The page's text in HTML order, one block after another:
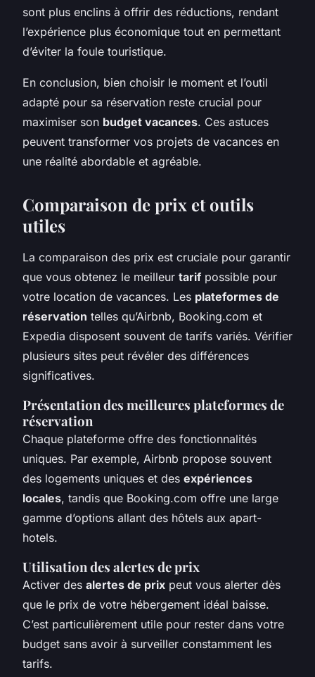
sont plus enclins à offrir des réductions, rendant
l’expérience plus économique tout en permettant
d’éviter la foule touristique.
En conclusion, bien choisir le moment et l’outil
adapté pour sa réservation reste crucial pour
maximiser son budget vacances. Ces astuces
peuvent transformer vos projets de vacances en
une réalité abordable et agréable.
Comparaison de prix et outils
utiles
La comparaison des prix est cruciale pour garantir
que vous obtenez le meilleur tarif possible pour
votre location de vacances. Les plateformes de
réservation telles qu’Airbnb, Booking.com et
Expedia disposent souvent de tarifs variés. Vérifier
plusieurs sites peut révéler des différences
significatives.
Présentation des meilleures plateformes de
réservation
Chaque plateforme offre des fonctionnalités
uniques. Par exemple, Airbnb propose souvent
des logements uniques et des expériences
locales, tandis que Booking.com offre une large
gamme d’options allant des hôtels aux apart-
hotels.
Utilisation des alertes de prix
Activer des alertes de prix peut vous alerter dès
que le prix de votre hébergement idéal baisse.
C’est particulièrement utile pour rester dans votre
budget sans avoir à surveiller constamment les
tarifs.